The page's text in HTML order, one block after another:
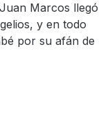
Marcos llegó
y en todo
por su afán de